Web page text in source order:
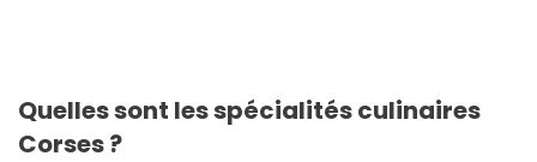
Quelles sont les spécialités culinaires
Corses ?